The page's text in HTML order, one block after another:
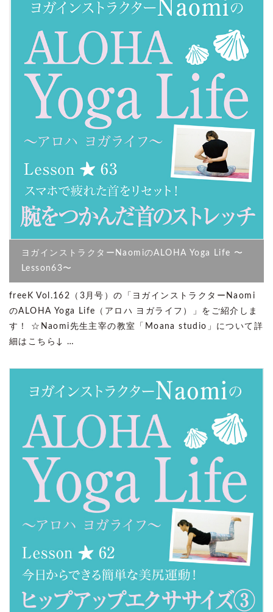
ヨガインストラクターNaomiのALOHA Yoga Life 〜
Lesson63〜
freeK Vol.162（3月号）の「ヨガインストラクターNaomi
のALOHA Yoga Life（アロハ ヨガライフ）」をご紹介しま
す！ ☆Naomi先生主宰の教室「Moana studio」について詳
細はこちら↓ …